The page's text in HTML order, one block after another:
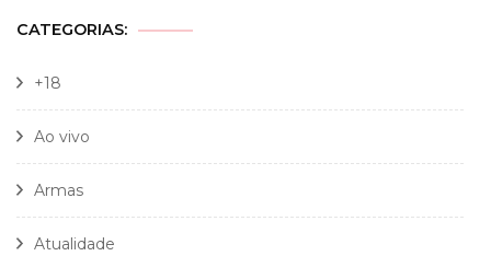
CATEGORIAS:
+18
Ao vivo
Armas
Atualidade